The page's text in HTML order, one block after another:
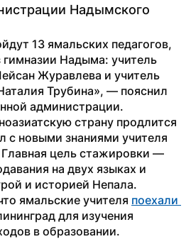
Надымского
13 ямальских педагогов,
гимназии Надыма: учитель
Журавлева и учитель
администрации.
страну продлится
с новыми знаниями учителя
цель стажировки —
на двух языках и
и историей Непала.
ямальские учителя поехали
для изучения
в образовании.